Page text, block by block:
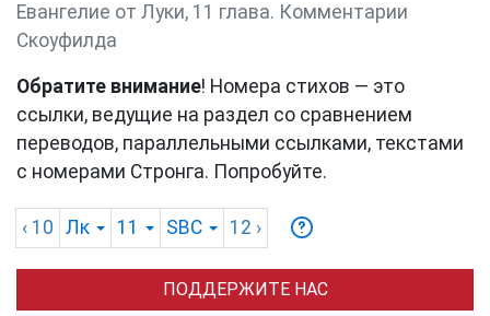
Евангелие от Луки, 11 глава. Комментарии
Скоуфилда
Обратите внимание! Номера стихов — это
ссылки, ведущие на раздел со сравнением
переводов, параллельными ссылками, текстами
с номерами Стронга. Попробуйте.
‹ 10 Лк 11 SBC 12 ›
ПОДДЕРЖИТЕ НАС